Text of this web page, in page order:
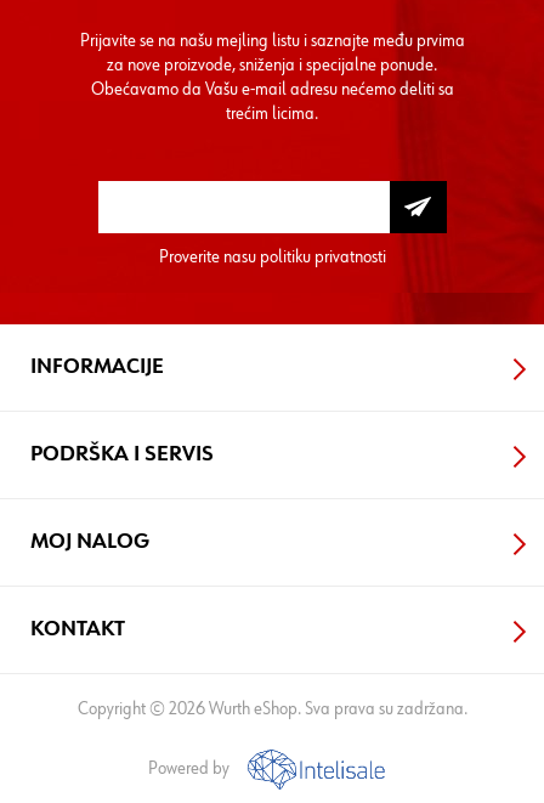
Prijavite se na našu mejling listu i saznajte među prvima
za nove proizvode, sniženja i specijalne ponude.
Obećavamo da Vašu e-mail adresu nećemo deliti sa
trećim licima.
Proverite nasu politiku privatnosti
INFORMACIJE
PODRŠKA I SERVIS
MOJ NALOG
KONTAKT
Copyright © 2026 Wurth eShop. Sva prava su zadržana.
Powered by